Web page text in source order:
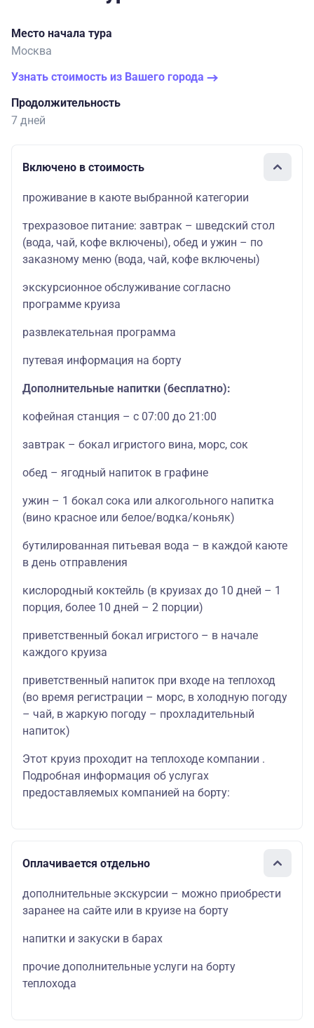
Место начала тура
Москва
Узнать стоимость из Вашего города
Продолжительность
7 дней
Включено в стоимость
проживание в каюте выбранной категории
трехразовое питание: завтрак – шведский стол
(вода, чай, кофе включены), обед и ужин – по
заказному меню (вода, чай, кофе включены)
экскурсионное обслуживание согласно
программе круиза
развлекательная программа
путевая информация на борту
Дополнительные напитки (бесплатно):
кофейная станция – с 07:00 до 21:00
завтрак – бокал игристого вина, морс, сок
обед – ягодный напиток в графине
ужин – 1 бокал сока или алкогольного напитка
(вино красное или белое/водка/коньяк)
бутилированная питьевая вода – в каждой каюте
в день отправления
кислородный коктейль (в круизах до 10 дней – 1
порция, более 10 дней – 2 порции)
приветственный бокал игристого – в начале
каждого круиза
приветственный напиток при входе на теплоход
(во время регистрации – морс, в холодную погоду
– чай, в жаркую погоду – прохладительный
напиток)
Этот круиз проходит на теплоходе компании .
Подробная информация об услугах
предоставляемых компанией на борту:
Оплачивается отдельно
дополнительные экскурсии – можно приобрести
заранее на сайте или в круизе на борту
напитки и закуски в барах
прочие дополнительные услуги на борту
теплохода